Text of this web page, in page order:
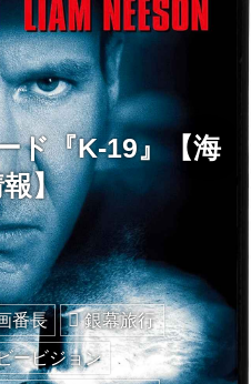
ド『K-19』【海
】
番長
銀幕旅行
ービジョン